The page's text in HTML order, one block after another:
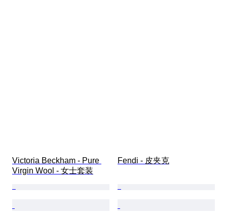
Victoria Beckham - Pure
Virgin Wool - 女士套装
Fendi - 皮夹克